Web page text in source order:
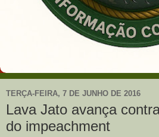
TERÇA-FEIRA, 7 DE JUNHO DE 2016
Lava Jato avança
do impeachment